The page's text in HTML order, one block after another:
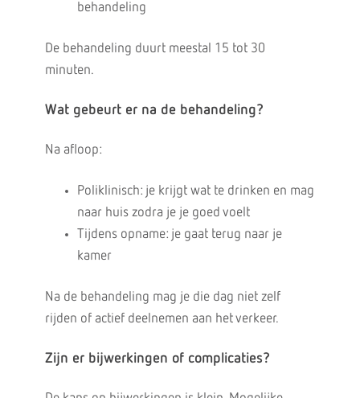
behandeling
De behandeling duurt meestal 15 tot 30
minuten.
Wat gebeurt er na de behandeling?
Na afloop:
Poliklinisch: je krijgt wat te drinken en mag
naar huis zodra je je goed voelt
Tijdens opname: je gaat terug naar je
kamer
Na de behandeling mag je die dag niet zelf
rijden of actief deelnemen aan het verkeer.
Zijn er bijwerkingen of complicaties?